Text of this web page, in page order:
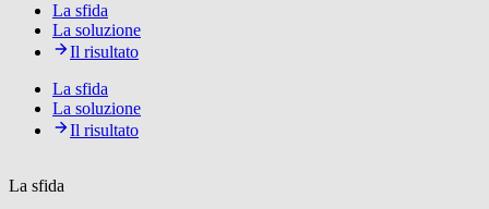
La sfida
La soluzione
Il risultato
La sfida
La soluzione
Il risultato
La sfida